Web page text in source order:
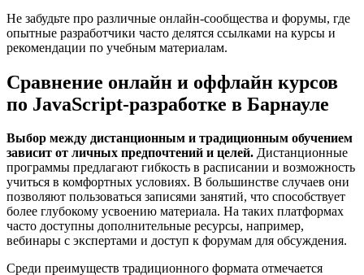
Не забудьте про различные онлайн-сообщества и форумы, где
опытные разработчики часто делятся ссылками на курсы и
рекомендации по учебным материалам.
Сравнение онлайн и оффлайн курсов
по JavaScript-разработке в Барнауле
Выбор между дистанционным и традиционным обучением
зависит от личных предпочтений и целей. Дистанционные
программы предлагают гибкость в расписании и возможность
учиться в комфортных условиях. В большинстве случаев они
позволяют пользоваться записями занятий, что способствует
более глубокому усвоению материала. На таких платформах
часто доступны дополнительные ресурсы, например,
вебинары с экспертами и доступ к форумам для обсуждения.
Среди преимуществ традиционного формата отмечается